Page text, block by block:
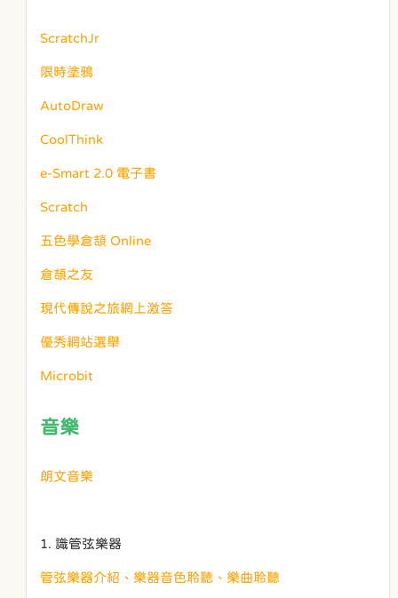
ScratchJr
限時塗鴉
AutoDraw
CoolThink
e-Smart 2.0 電子書
Scratch
五色學倉頡 Online
倉頡之友
現代傳說之旅網上激答
優秀網站選舉
Microbit
音樂
朗文音樂
1. 識管弦樂器
管弦樂器介紹、樂器音色聆聽、樂曲聆聽